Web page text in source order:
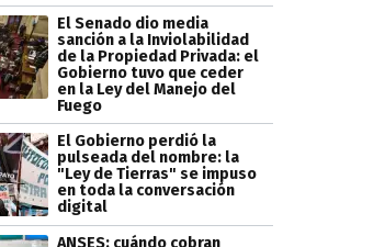
El Senado dio media
sanción a la Inviolabilidad
de la Propiedad Privada: el
Gobierno tuvo que ceder
en la Ley del Manejo del
Fuego
El Gobierno perdió la
pulseada del nombre: la
"Ley de Tierras" se impuso
en toda la conversación
digital
ANSES: cuándo cobran